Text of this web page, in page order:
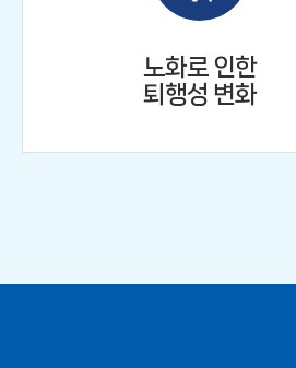
노화로 인한
퇴행성 변화